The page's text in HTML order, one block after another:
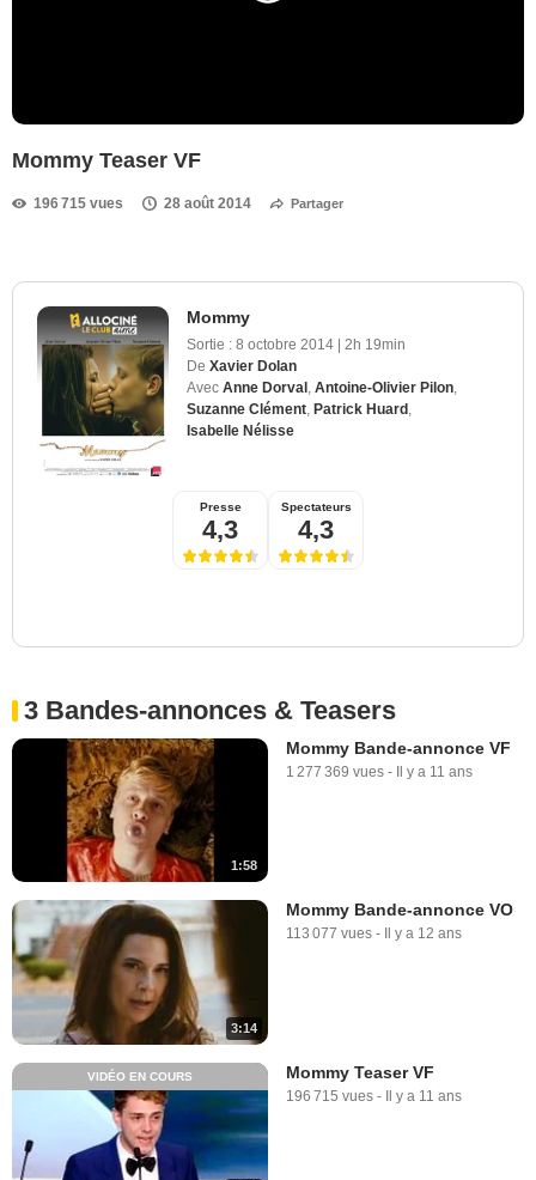
Mommy Teaser VF
196 715 vues 28 août 2014 Partager
Mommy
Sortie : 8 octobre 2014 | 2h 19min
De Xavier Dolan
Avec Anne Dorval Antoine-Olivier Pilon
Suzanne Clément Patrick Huard
Isabelle Nélisse
Presse
4,3
Spectateurs
4,3
3 Bandes-annonces & Teasers
1:58
Mommy Bande-annonce VF
1 277 369 vues - Il y a 11 ans
3:14
Mommy Bande-annonce VO
113 077 vues - Il y a 12 ans
VIDÉO EN COURS Mommy Teaser VF
196 715 vues - Il y a 11 ans